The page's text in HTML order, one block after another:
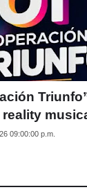
09:00:00 p.m.